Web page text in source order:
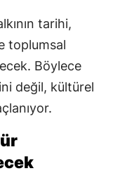
tarihi,
toplumsal
Böylece
değil, kültürel